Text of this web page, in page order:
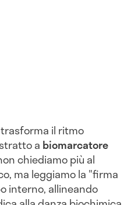
il ritmo
a biomarcatore
chiediamo più al
ma leggiamo la "firma
interno, allineando